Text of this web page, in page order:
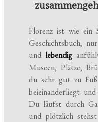
Florenz ist wie ein
Geschichtsbuch,
undlebendig
Museen, Plätze,
du sehr gut zu
beieinanderliegt
Du läufst durch
und plötzlich